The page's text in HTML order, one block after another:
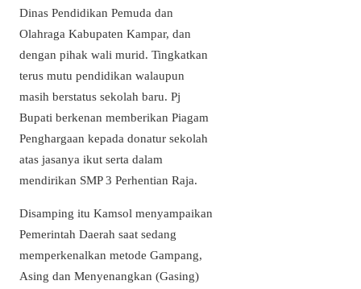
Dinas Pendidikan Pemuda dan
Olahraga Kabupaten Kampar, dan
dengan pihak wali murid. Tingkatkan
terus mutu pendidikan walaupun
masih berstatus sekolah baru. Pj
Bupati berkenan memberikan Piagam
Penghargaan kepada donatur sekolah
atas jasanya ikut serta dalam
mendirikan SMP 3 Perhentian Raja.
Disamping itu Kamsol menyampaikan
Pemerintah Daerah saat sedang
memperkenalkan metode Gampang,
Asing dan Menyenangkan (Gasing)